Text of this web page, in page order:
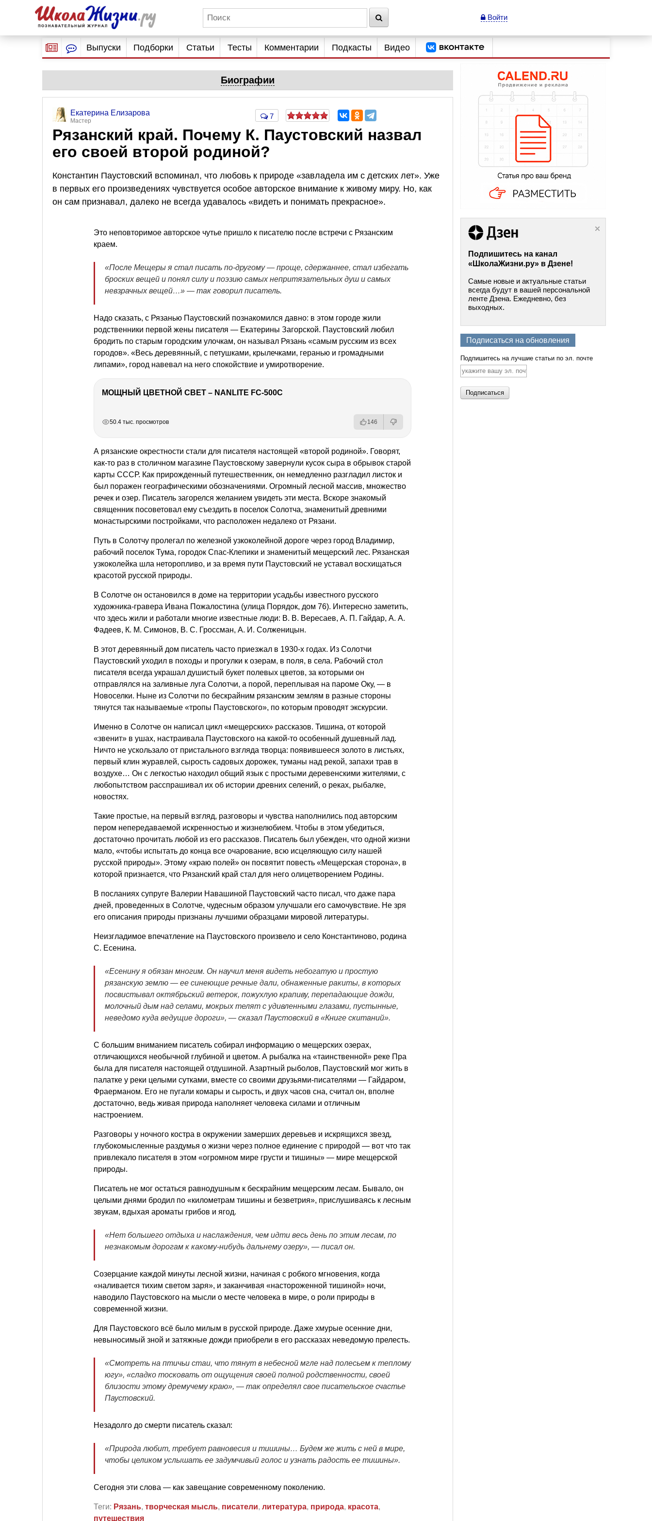
Войти
Выпуски Подборки Статьи Тесты Комментарии Подкасты Видео
Биографии
Екатерина Елизарова
Мастер
7
Рязанский край. Почему К. Паустовский назвал
его своей второй родиной?
Константин Паустовский вспоминал, что любовь к природе «завладела им с детских лет». Уже
в первых его произведениях чувствуется особое авторское внимание к живому миру. Но, как
он сам признавал, далеко не всегда удавалось «видеть и понимать прекрасное».
Это неповторимое авторское чутье пришло к писателю после встречи с Рязанским
краем.
«После Мещеры я стал писать по-другому — проще, сдержаннее, стал избегать
броских вещей и понял силу и поэзию самых непритязательных душ и самых
невзрачных вещей…» — так говорил писатель.
Надо сказать, с Рязанью Паустовский познакомился давно: в этом городе жили
родственники первой жены писателя — Екатерины Загорской. Паустовский любил
бродить по старым городским улочкам, он называл Рязань «самым русским из всех
городов». «Весь деревянный, с петушками, крылечками, геранью и громадными
липами», город навевал на него спокойствие и умиротворение.
МОЩНЫЙ ЦВЕТНОЙ СВЕТ – NANLITE FC-500C
50.4 тыс. просмотров 146
А рязанские окрестности стали для писателя настоящей «второй родиной». Говорят,
как-то раз в столичном магазине Паустовскому завернули кусок сыра в обрывок старой
карты СССР. Как прирожденный путешественник, он немедленно разгладил листок и
был поражен географическими обозначениями. Огромный лесной массив, множество
речек и озер. Писатель загорелся желанием увидеть эти места. Вскоре знакомый
священник посоветовал ему съездить в поселок Солотча, знаменитый древними
монастырскими постройками, что расположен недалеко от Рязани.
Путь в Солотчу пролегал по железной узкоколейной дороге через город Владимир,
рабочий поселок Тума, городок Спас-Клепики и знаменитый мещерский лес. Рязанская
узкоколейка шла неторопливо, и за время пути Паустовский не уставал восхищаться
красотой русской природы.
В Солотче он остановился в доме на территории усадьбы известного русского
художника-гравера Ивана Пожалостина (улица Порядок, дом 76). Интересно заметить,
что здесь жили и работали многие известные люди: В. В. Вересаев, А. П. Гайдар, А. А.
Фадеев, К. М. Симонов, В. С. Гроссман, А. И. Солженицын.
В этот деревянный дом писатель часто приезжал в 1930-х годах. Из Солотчи
Паустовский уходил в походы и прогулки к озерам, в поля, в села. Рабочий стол
писателя всегда украшал душистый букет полевых цветов, за которыми он
отправлялся на заливные луга Солотчи, а порой, переплывая на пароме Оку, — в
Новоселки. Ныне из Солотчи по бескрайним рязанским землям в разные стороны
тянутся так называемые «тропы Паустовского», по которым проводят экскурсии.
Именно в Солотче он написал цикл «мещерских» рассказов. Тишина, от которой
«звенит» в ушах, настраивала Паустовского на какой-то особенный душевный лад.
Ничто не ускользало от пристального взгляда творца: появившееся золото в листьях,
первый клин журавлей, сырость садовых дорожек, туманы над рекой, запахи трав в
воздухе… Он с легкостью находил общий язык с простыми деревенскими жителями, с
любопытством расспрашивал их об истории древних селений, о реках, рыбалке,
новостях.
Такие простые, на первый взгляд, разговоры и чувства наполнились под авторским
пером непередаваемой искренностью и жизнелюбием. Чтобы в этом убедиться,
достаточно прочитать любой из его рассказов. Писатель был убежден, что одной жизни
мало, «чтобы испытать до конца все очарование, всю исцеляющую силу нашей
русской природы». Этому «краю полей» он посвятит повесть «Мещерская сторона», в
которой признается, что Рязанский край стал для него олицетворением Родины.
В посланиях супруге Валерии Навашиной Паустовский часто писал, что даже пара
дней, проведенных в Солотче, чудесным образом улучшали его самочувствие. Не зря
его описания природы признаны лучшими образцами мировой литературы.
Неизгладимое впечатление на Паустовского произвело и село Константиново, родина
С. Есенина.
«Есенину я обязан многим. Он научил меня видеть небогатую и простую
рязанскую землю — ее синеющие речные дали, обнаженные ракиты, в которых
посвистывал октябрьский ветерок, пожухлую крапиву, перепадающие дожди,
молочный дым над селами, мокрых телят с удивленными глазами, пустынные,
неведомо куда ведущие дороги», — сказал Паустовский в «Книге скитаний».
С большим вниманием писатель собирал информацию о мещерских озерах,
отличающихся необычной глубиной и цветом. А рыбалка на «таинственной» реке Пра
была для писателя настоящей отдушиной. Азартный рыболов, Паустовский мог жить в
палатке у реки целыми сутками, вместе со своими друзьями-писателями — Гайдаром,
Фраерманом. Его не пугали комары и сырость, и двух часов сна, считал он, вполне
достаточно, ведь живая природа наполняет человека силами и отличным
настроением.
Разговоры у ночного костра в окружении замерших деревьев и искрящихся звезд,
глубокомысленные раздумья о жизни через полное единение с природой — вот что так
привлекало писателя в этом «огромном мире грусти и тишины» — мире мещерской
природы.
Писатель не мог остаться равнодушным к бескрайним мещерским лесам. Бывало, он
целыми днями бродил по «километрам тишины и безветрия», прислушиваясь к лесным
звукам, вдыхая ароматы грибов и ягод.
«Нет большего отдыха и наслаждения, чем идти весь день по этим лесам, по
незнакомым дорогам к какому-нибудь дальнему озеру», — писал он.
Созерцание каждой минуты лесной жизни, начиная с робкого мгновения, когда
«наливается тихим светом заря», и заканчивая «настороженной тишиной» ночи,
наводило Паустовского на мысли о месте человека в мире, о роли природы в
современной жизни.
Для Паустовского всё было милым в русской природе. Даже хмурые осенние дни,
невыносимый зной и затяжные дожди приобрели в его рассказах неведомую прелесть.
«Смотреть на птичьи стаи, что тянут в небесной мгле над полесьем к теплому
югу», «сладко тосковать от ощущения своей полной родственности, своей
близости этому дремучему краю», — так определял свое писательское счастье
Паустовский.
Незадолго до смерти писатель сказал:
«Природа любит, требует равновесия и тишины… Будем же жить с ней в мире,
чтобы целиком услышать ее задумчивый голос и узнать радость ее тишины».
Сегодня эти слова — как завещание современному поколению.
Теги: Рязань, творческая мысль, писатели, литература, природа, красота,
путешествия
Подпишитесь на канал
«ШколаЖизни.ру» в Дзене!
Самые новые и актуальные статьи
всегда будут в вашей персональной
ленте Дзена. Ежедневно, без
выходных.
Подписаться на обновления
Подпишитесь на лучшие статьи по эл. почте